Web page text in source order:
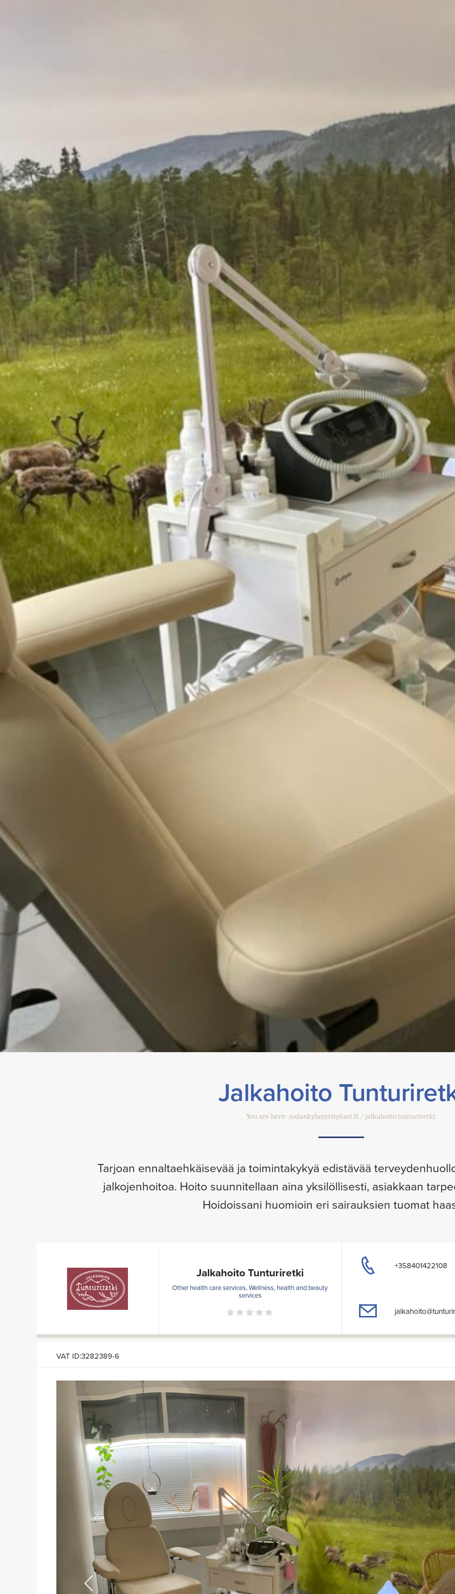
Jalkahoito
You are here: sodankylanyritykset.fi jalkahoito tunturiretki
Tarjoan ennaltaehkäisevää ja toimintakykyä edistävää
jalkojenhoitoa. Hoito suunnitellaan aina yksilöllisesti, asiakkaan
Hoidoissani huomioin eri sairauksien tuomat
Jalkahoito Tunturiretki
Other health care services, Wellness, health and beauty
services
+358401422108
VAT ID:3282389-6
Previous